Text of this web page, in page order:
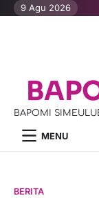
Skip9 Agu 2026
BAPOMI
MENU
BERITA